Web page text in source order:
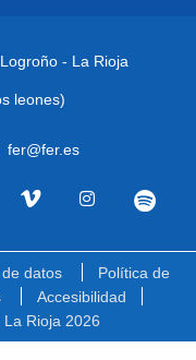
- La Rioja
leones)
fer@fer.es
datos
Política de
Accesibilidad
Rioja 2026